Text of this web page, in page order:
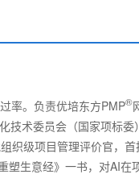
PMP证书应用场景及
率。负责优培东方PMP®
技术委员会（国家项标
织级项目管理评价官，
塑生意经》一书，对AI在